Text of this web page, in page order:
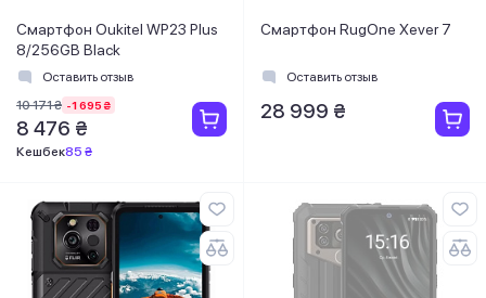
Смартфон Oukitel WP23 Plus
8/256GB Black
Оставить отзыв
10 171 ₴ -1 695 ₴
8 476 ₴
Кешбек85 ₴
Смартфон RugOne Xever 7
Оставить отзыв
28 999 ₴